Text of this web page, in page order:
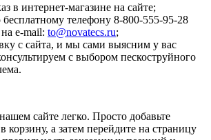
в интернет-магазине на сайте;
телефону 8-800-555-95-28
e-mail: to@novatecs.ru;
с сайта, и мы сами выясним у вас
с выбором пескоструйного
сайте легко. Просто добавьте
а затем перейдите на страницу